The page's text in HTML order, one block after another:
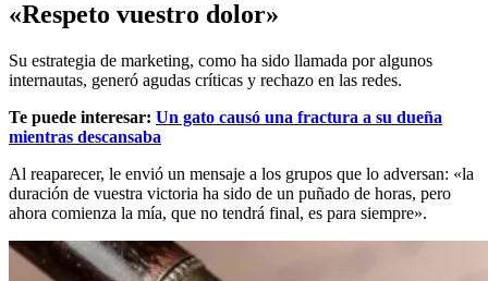
«Respeto vuestro dolor»
Su estrategia de marketing, como ha sido llamada por algunos
internautas, generó agudas críticas y rechazo en las redes.
Te puede interesar: Un gato causó una fractura a su dueña
mientras descansaba
Al reaparecer, le envió un mensaje a los grupos que lo adversan: «la
duración de vuestra victoria ha sido de un puñado de horas, pero
ahora comienza la mía, que no tendrá final, es para siempre».